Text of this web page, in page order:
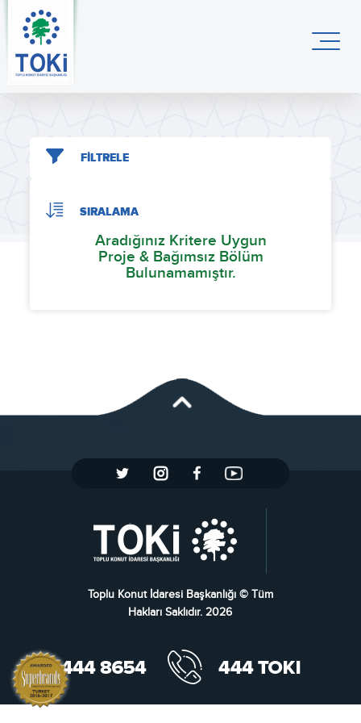
FİLTRELE
SIRALAMA
Aradığınız Kritere Uygun
Proje & Bağımsız Bölüm
Bulunamamıştır.
Toplu Konut İdaresi Başkanlığı © Tüm
Hakları Saklıdır. 2026